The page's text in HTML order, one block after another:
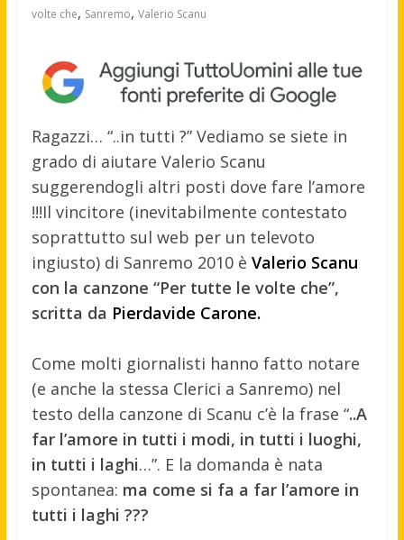
volte che, Sanremo, Valerio Scanu
Ragazzi… “..in tutti ?” Vediamo se siete in
grado di aiutare Valerio Scanu
suggerendogli altri posti dove fare l’amore
!!!Il vincitore (inevitabilmente contestato
soprattutto sul web per un televoto
ingiusto) di Sanremo 2010 è Valerio Scanu
con la canzone “Per tutte le volte che”,
scritta da Pierdavide Carone.
Come molti giornalisti hanno fatto notare
(e anche la stessa Clerici a Sanremo) nel
testo della canzone di Scanu c’è la frase “..A
far l’amore in tutti i modi, in tutti i luoghi,
in tutti i laghi…”. E la domanda è nata
spontanea: ma come si fa a far l’amore in
tutti i laghi ???